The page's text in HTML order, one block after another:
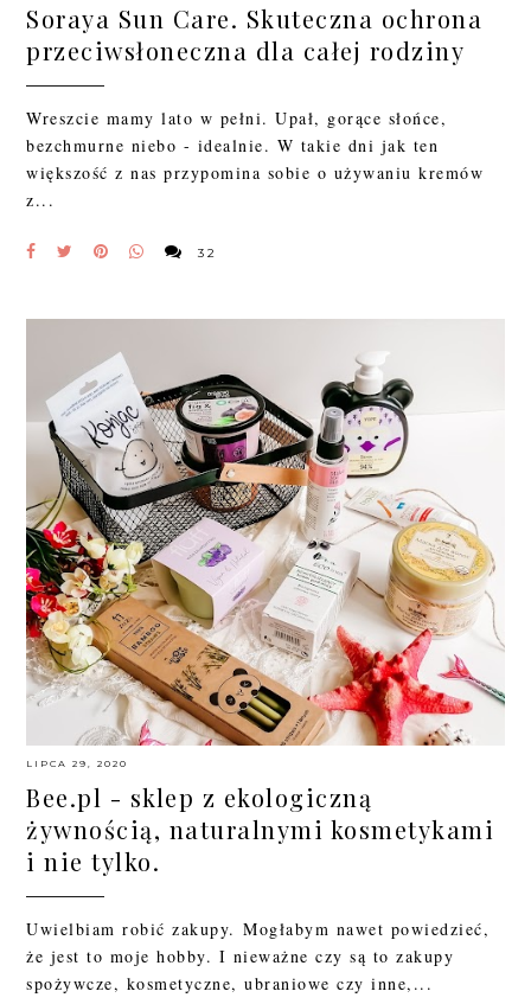
Soraya Sun Care. Skuteczna ochrona
przeciwsłoneczna dla całej rodziny
Wreszcie mamy lato w pełni. Upał, gorące słońce,
bezchmurne niebo - idealnie. W takie dni jak ten
większość z nas przypomina sobie o używaniu kremów
z...
32
LIPCA 29, 2020
Bee.pl - sklep z ekologiczną
żywnością, naturalnymi kosmetykami
i nie tylko.
Uwielbiam robić zakupy. Mogłabym nawet powiedzieć,
że jest to moje hobby. I nieważne czy są to zakupy
spożywcze, kosmetyczne, ubraniowe czy inne,...